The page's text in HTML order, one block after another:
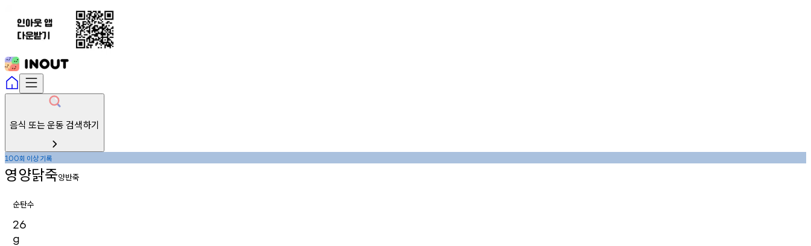
음식 또는 운동 검색하기
100회 이상기록
영양닭죽양반죽
순탄수
26
g